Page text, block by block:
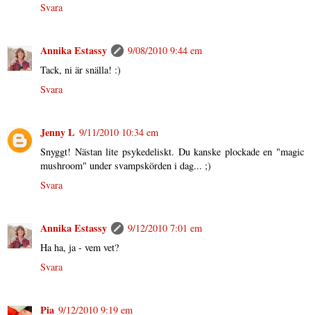
Svara
Annika Estassy
9/08/2010 9:44 em
Tack, ni är snälla! :)
Svara
Jenny L 9/11/2010 10:34 em
Snyggt! Nästan lite psykedeliskt. Du kanske plockade en "magic
mushroom" under svampskörden i dag... ;)
Svara
Annika Estassy
9/12/2010 7:01 em
Ha ha, ja - vem vet?
Svara
Pia 9/12/2010 9:19 em